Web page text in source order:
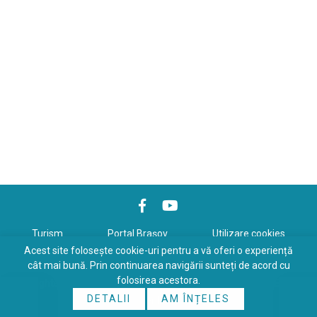
Turism Portal Braşov Utilizare cookies
Politică de confidenţialitate
Copyrights © 2026 All Rights Reserved. Powered by
Online
Acest site folosește cookie-uri pentru a vă oferi o experiență
cât mai bună. Prin continuarea navigării sunteți de acord cu
folosirea acestora.
DETALII
AM ÎNȚELES